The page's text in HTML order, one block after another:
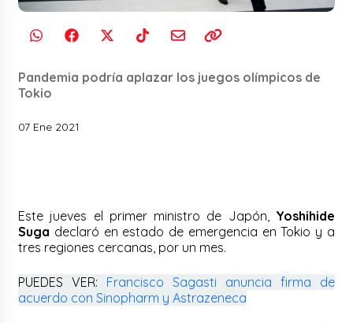
Pandemia podría aplazar los juegos olímpicos de
Tokio
07 Ene 2021
Este jueves el primer ministro de Japón, Yoshihide
Suga declaró en estado de emergencia en Tokio y a
tres regiones cercanas, por un mes.
PUEDES VER: Francisco Sagasti anuncia firma de
acuerdo con Sinopharm y Astrazeneca